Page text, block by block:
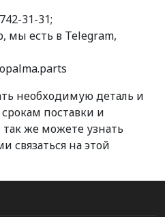
31-31;
мы есть в Telegram,
необходимую деталь и
поставки и
же можете узнать
связаться на этой